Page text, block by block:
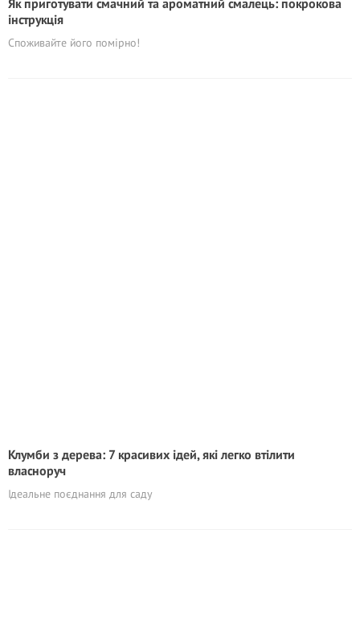
Як приготувати смачний та ароматний смалець: покрокова
інструкція
Споживайте його помірно!
Клумби з дерева: 7 красивих ідей, які легко втілити
власноруч
Ідеальне поєднання для саду